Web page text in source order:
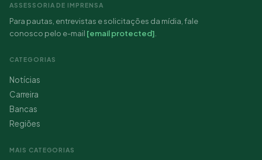
ASSESSORIA DE IMPRENSA
Para pautas, entrevistas e solicitações da mídia, fale
conosco pelo e-mail [email protected]
CATEGORIAS
Notícias
Carreira
Bancas
Regiões
MAIS CATEGORIAS